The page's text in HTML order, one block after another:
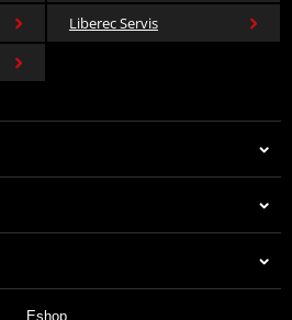
Liberec Servis
Eshop